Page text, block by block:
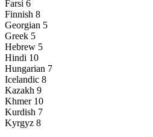
Farsi 6
Finnish 8
Georgian 5
Greek 5
Hebrew 5
Hindi 10
Hungarian 7
Icelandic 8
Kazakh 9
Khmer 10
Kurdish 7
Kyrgyz 8